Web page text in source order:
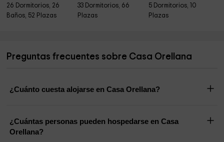
26 Dormitorios, 26
Baños, 52 Plazas
33 Dormitorios, 66
Plazas
5 Dormitorios, 10
Plazas
Preguntas frecuentes sobre Casa Orellana
¿Cuánto cuesta alojarse en Casa Orellana?
¿Cuántas personas pueden hospedarse en Casa
Orellana?